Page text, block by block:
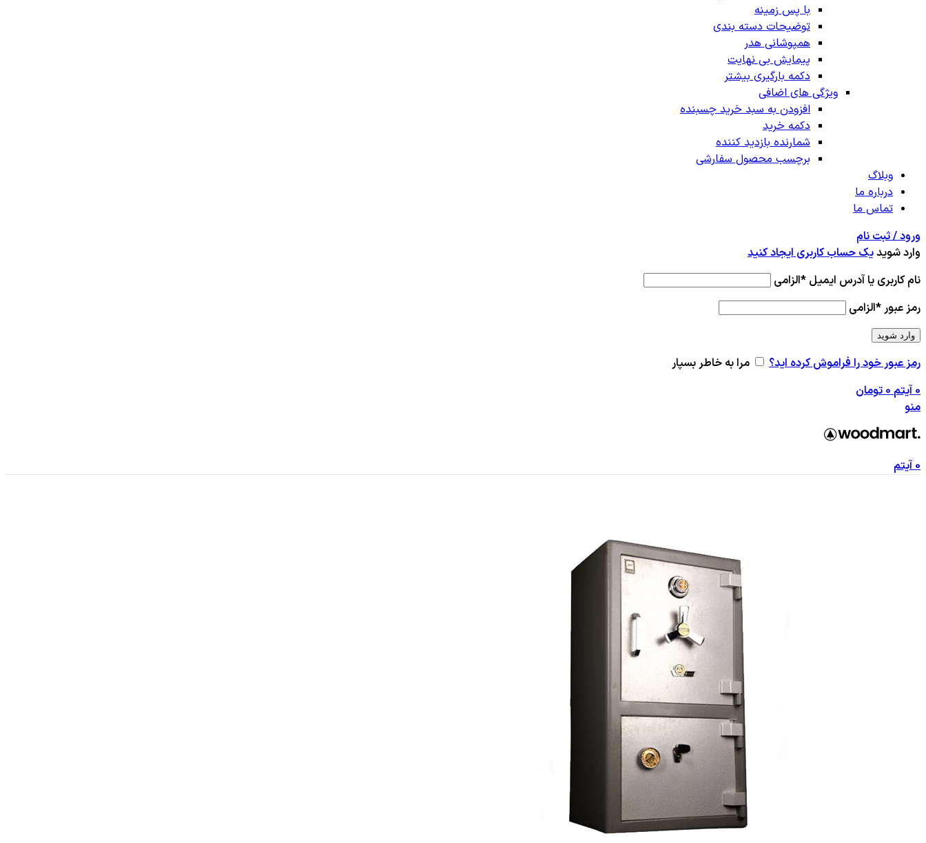
با پس زمینه
توضیحات دسته بندی
همپوشانی هدر
پیمایش بی نهایت
دکمه بارگیری بیشتر
ویژگی های اضافی
افزودن به سبد خرید چسبنده
دکمه خرید
شمارنده بازدید کننده
برچسب محصول سفارشی
وبلاگ
درباره ما
تماس ما
ورود / ثبت نام
وارد شویدیک حساب کاربری ایجاد کنید
نام کاربری یا آدرس ایمیل *الزامی
رمز عبور*الزامی
وارد شوید
رمز عبور خود را فراموش کرده اید؟
مرا به خاطر بسپار
0آیتم 0تومان
منو
0آیتم